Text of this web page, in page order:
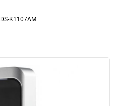
K1107AM